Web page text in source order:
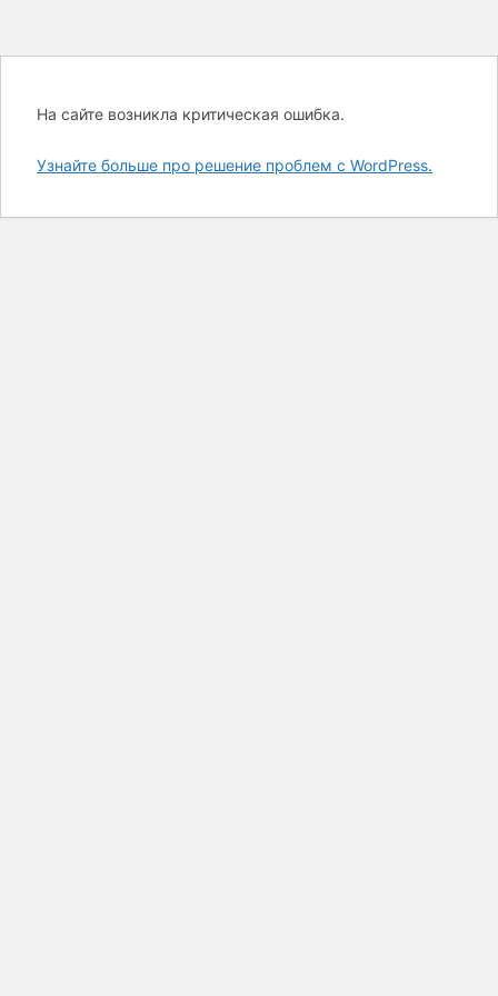
На сайте возникла критическая ошибка.
Узнайте больше про решение проблем с WordPress.